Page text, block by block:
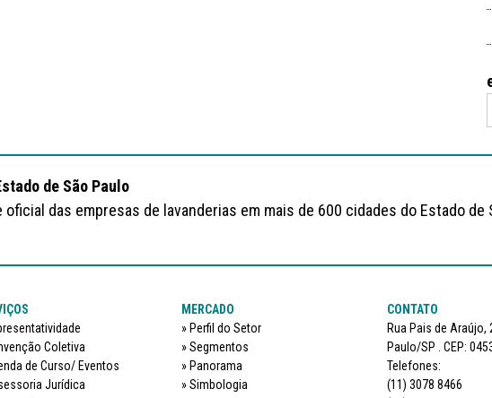
de São Paulo
das empresas de lavanderias em mais de 600 cidades do Estado
Coletiva
de Curso/ Eventos
Jurídica
MERCADO
Perfil do Setor
Segmentos
Panorama
Simbologia
CONTATO
Rua Pais de Araújo,
Paulo/SP . CEP:
Telefones:
(11) 3078 8466